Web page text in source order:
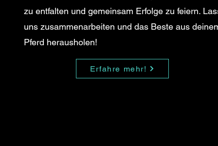
zu entfalten und gemeinsam Erfolge zu feiern.
uns zusammenarbeiten und das Beste aus
Pferd herausholen!
Erfahre mehr!